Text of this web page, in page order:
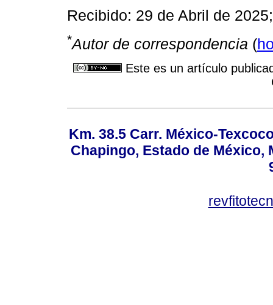
Recibido: 29 de Abril de
*Autor de correspondencia (
Este es un artículo
Km. 38.5 Carr. México-
Chapingo, Estado de México,